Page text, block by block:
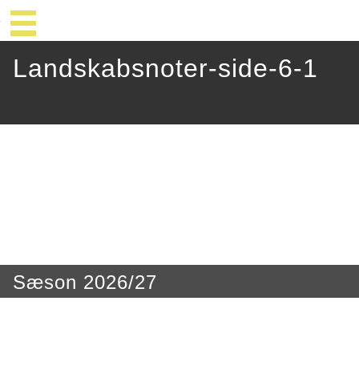
Landskabsnoter-side-6-1
Sæson 2026/27